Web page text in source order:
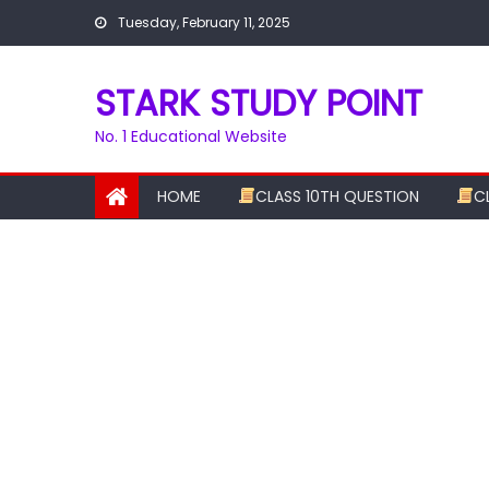
Tuesday, February 11, 2025
STARK STUDY POINT
No. 1 Educational Website
HOME CLASS 10TH QUESTION